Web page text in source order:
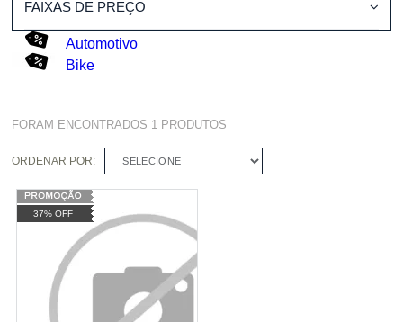
FAIXAS DE PREÇO
Automotivo
Bike
FORAM ENCONTRADOS 1 PRODUTOS
ORDENAR POR: SELECIONE
37% OFF